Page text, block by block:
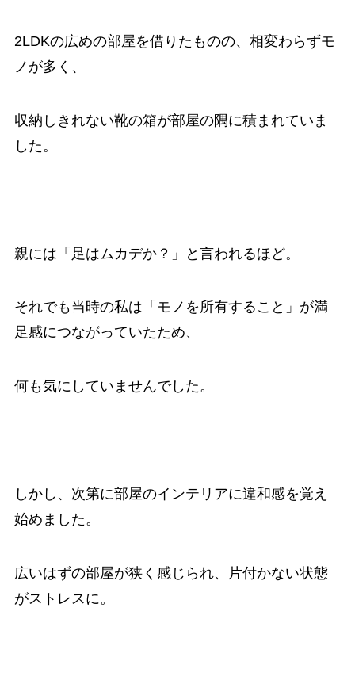
2LDKの広めの部屋を借りたものの、相変わらずモ
ノが多く、
収納しきれない靴の箱が部屋の隅に積まれていま
した。
親には「足はムカデか？」と言われるほど。
それでも当時の私は「モノを所有すること」が満
足感につながっていたため、
何も気にしていませんでした。
しかし、次第に部屋のインテリアに違和感を覚え
始めました。
広いはずの部屋が狭く感じられ、片付かない状態
がストレスに。